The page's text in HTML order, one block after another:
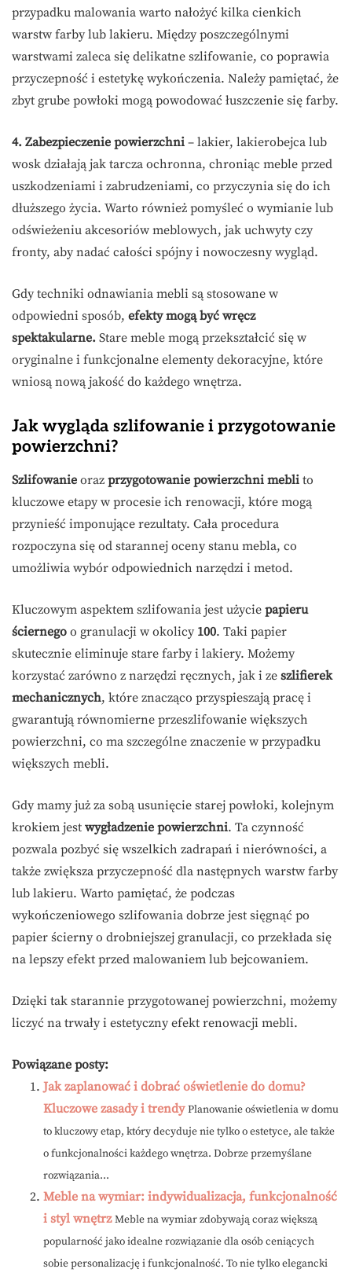
przypadku malowania warto nałożyć kilka cienkich
warstw farby lub lakieru. Między poszczególnymi
warstwami zaleca się delikatne szlifowanie, co poprawia
przyczepność i estetykę wykończenia. Należy pamiętać, że
zbyt grube powłoki mogą powodować łuszczenie się farby.
4. Zabezpieczenie powierzchni – lakier, lakierobejca lub
wosk działają jak tarcza ochronna, chroniąc meble przed
uszkodzeniami i zabrudzeniami, co przyczynia się do ich
dłuższego życia. Warto również pomyśleć o wymianie lub
odświeżeniu akcesoriów meblowych, jak uchwyty czy
fronty, aby nadać całości spójny i nowoczesny wygląd.
Gdy techniki odnawiania mebli są stosowane w
odpowiedni sposób, efekty mogą być wręcz
spektakularne. Stare meble mogą przekształcić się w
oryginalne i funkcjonalne elementy dekoracyjne, które
wniosą nową jakość do każdego wnętrza.
Jak wygląda szlifowanie i przygotowanie
powierzchni?
Szlifowanie oraz przygotowanie powierzchni mebli to
kluczowe etapy w procesie ich renowacji, które mogą
przynieść imponujące rezultaty. Cała procedura
rozpoczyna się od starannej oceny stanu mebla, co
umożliwia wybór odpowiednich narzędzi i metod.
Kluczowym aspektem szlifowania jest użycie papieru
ściernego o granulacji w okolicy 100. Taki papier
skutecznie eliminuje stare farby i lakiery. Możemy
korzystać zarówno z narzędzi ręcznych, jak i ze szlifierek
mechanicznych, które znacząco przyspieszają pracę i
gwarantują równomierne przeszlifowanie większych
powierzchni, co ma szczególne znaczenie w przypadku
większych mebli.
Gdy mamy już za sobą usunięcie starej powłoki, kolejnym
krokiem jest wygładzenie powierzchni. Ta czynność
pozwala pozbyć się wszelkich zadrapań i nierówności, a
także zwiększa przyczepność dla następnych warstw farby
lub lakieru. Warto pamiętać, że podczas
wykończeniowego szlifowania dobrze jest sięgnąć po
papier ścierny o drobniejszej granulacji, co przekłada się
na lepszy efekt przed malowaniem lub bejcowaniem.
Dzięki tak starannie przygotowanej powierzchni, możemy
liczyć na trwały i estetyczny efekt renowacji mebli.
Powiązane posty:
Jak zaplanować i dobrać oświetlenie do domu?
Kluczowe zasady i trendy Planowanie oświetlenia w domu
to kluczowy etap, który decyduje nie tylko o estetyce, ale także
o funkcjonalności każdego wnętrza. Dobrze przemyślane
rozwiązania...
Meble na wymiar: indywidualizacja, funkcjonalność
i styl wnętrz Meble na wymiar zdobywają coraz większą
popularność jako idealne rozwiązanie dla osób ceniących
sobie personalizację i funkcjonalność. To nie tylko elegancki